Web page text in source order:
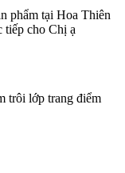
phẩm tại Hoa Thiên
tiếp cho Chị ạ
trôi lớp trang điểm